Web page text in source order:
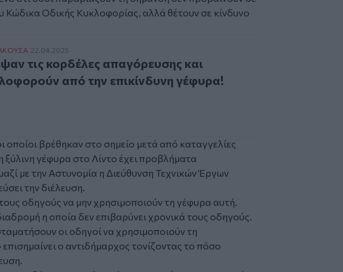
Κώδικα Οδικής Κυκλοφορίας, αλλά θέτουν σε κίνδυνο
τις κορδέλες απαγόρευσης και κυκλοφορούν από την επικίνδυνη γέφυρα!
22.04.2025
τις κορδέλες απαγόρευσης και
από την επικίνδυνη γέφυρα!
οποίοι βρέθηκαν στο σημείο μετά από καταγγελίες
ξύλινη γέφυρα στο Λίντο έχει προβλήματα
με την Αστυνομία η Διεύθυνση Τεχνικών Έργων
την διέλευση.
οδηγούς να μην χρησιμοποιούν τη γέφυρα αυτή.
η οποία δεν επιβαρύνει χρονικά τους οδηγούς.
οι οδηγοί να χρησιμοποιούν τη
ο αντιδήμαρχος τονίζοντας το πόσο